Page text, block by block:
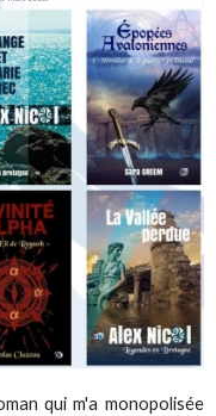
qui m'a monopolisée